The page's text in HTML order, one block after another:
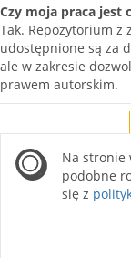
Czy moja praca jest
Tak. Repozytorium z
udostępnione są za
ale w zakresie
prawem autorskim.
Na stronie
podobne
się z